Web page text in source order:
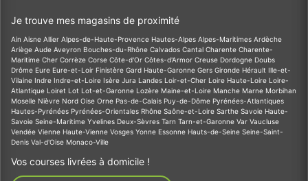
Je trouve mes magasins de proximité
Ain Aisne Allier Alpes-de-Haute-Provence Hautes-Alpes Alpes-Maritimes Ardèche
Ariège Aude Aveyron Bouches-du-Rhône Calvados Cantal Charente Charente-
Maritime Cher Corrèze Corse Côte-d'Or Côtes-d'Armor Creuse Dordogne Doubs
Drôme Eure Eure-et-Loir Finistère Gard Haute-Garonne Gers Gironde Hérault Ille-et-
Vilaine Indre Indre-et-Loire Isère Jura Landes Loir-et-Cher Loire Haute-Loire Loire-
Atlantique Loiret Lot Lot-et-Garonne Lozère Maine-et-Loire Manche Marne Morbihan
Moselle Nièvre Nord Oise Orne Pas-de-Calais Puy-de-Dôme Pyrénées-Atlantiques
Hautes-Pyrénées Pyrénées-Orientales Rhône Saône-et-Loire Sarthe Savoie Haute-
Savoie Seine-Maritime Yvelines Deux-Sèvres Tarn Tarn-et-Garonne Var Vaucluse
Vendée Vienne Haute-Vienne Vosges Yonne Essonne Hauts-de-Seine Seine-Saint-
Denis Val-d'Oise Monaco-Ville
Vos courses livrées à domicile !